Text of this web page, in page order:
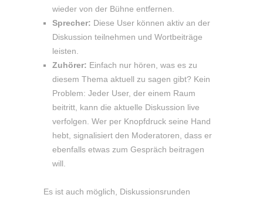
wieder von der Bühne entfernen.
Sprecher: Diese User können aktiv an der
Diskussion teilnehmen und Wortbeiträge
leisten.
Zuhörer: Einfach nur hören, was es zu
diesem Thema aktuell zu sagen gibt? Kein
Problem: Jeder User, der einem Raum
beitritt, kann die aktuelle Diskussion live
verfolgen. Wer per Knopfdruck seine Hand
hebt, signalisiert den Moderatoren, dass er
ebenfalls etwas zum Gespräch beitragen
will.
Es ist auch möglich, Diskussionsrunden